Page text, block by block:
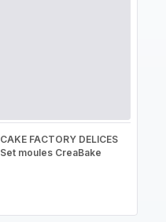
CAKE FACTORY DELICES
Set moules CreaBake